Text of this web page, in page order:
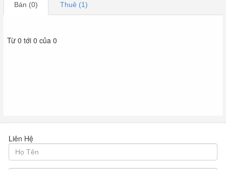
Bán (0) Thuê (1)
Từ 0 tới 0 của 0
Liên Hệ